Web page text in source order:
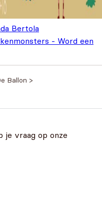
Bertola
- Word een
Ballon >
je vraag op onze